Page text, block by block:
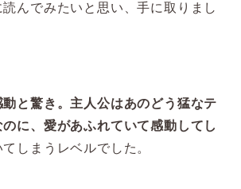
んでみたいと思い、手に取りまし
と驚き。主人公はあのどう猛なテ
に、愛があふれていて感動してし
てしまうレベルでした。